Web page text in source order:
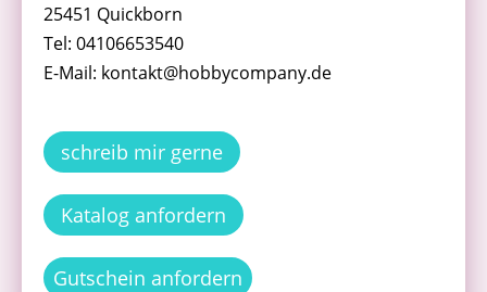
25451 Quickborn
Tel: 04106653540
E-Mail: kontakt@hobbycompany.de
schreib mir gerne
Katalog anfordern
Gutschein anfordern